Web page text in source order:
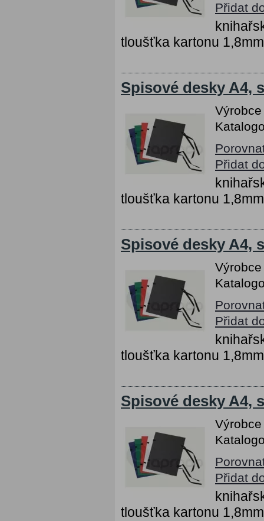
Přidat
tloušťka kartonu 1,8mm
Spisové desky A4,
Přidat
tloušťka kartonu 1,8mm
Spisové desky A4,
Přidat
tloušťka kartonu 1,8mm
Spisové desky A4,
Přidat
tloušťka kartonu 1,8mm